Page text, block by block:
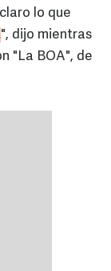
lo que
", dijo mientras
"La BOA", de